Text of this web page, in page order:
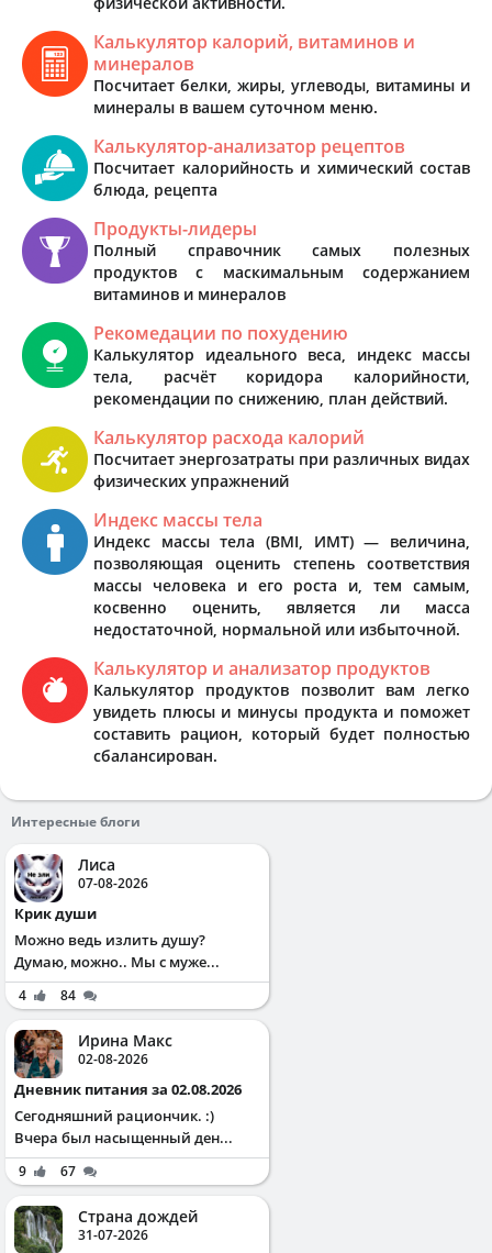
Калькулятор калорий, витаминов и
минералов
Посчитает белки, жиры, углеводы, витамины и
минералы в вашем суточном меню.
Калькулятор-анализатор рецептов
Посчитает калорийность и химический состав
блюда, рецепта
Продукты-лидеры
Полный справочник самых полезных
продуктов с маскимальным содержанием
витаминов и минералов
Рекомедации по похудению
Калькулятор идеального веса, индекс массы
тела, расчёт коридора калорийности,
рекомендации по снижению, план действий.
Калькулятор расхода калорий
Посчитает энергозатраты при различных видах
физических упражнений
Индекс массы тела
Индекс массы тела (BMI, ИМТ) — величина,
позволяющая оценить степень соответствия
массы человека и его роста и, тем самым,
косвенно оценить, является ли масса
недостаточной, нормальной или избыточной.
Калькулятор и анализатор продуктов
Калькулятор продуктов позволит вам легко
увидеть плюсы и минусы продукта и поможет
составить рацион, который будет полностью
сбалансирован.
Интересные блоги
Лиса
07-08-2026
Крик души
Можно ведь излить душу?
Думаю, можно.. Мы с муже...
4 84
Ирина Макс
02-08-2026
Дневник питания за 02.08.2026
Сегодняшний рациончик. :)
Вчера был насыщенный ден...
9 67
Страна дождей
31-07-2026